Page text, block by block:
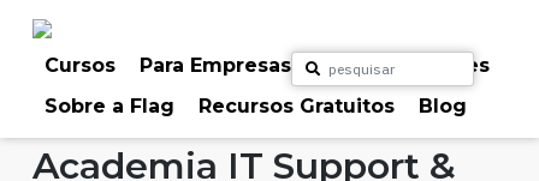
Cursos Para Empresas
Para Particulares
Sobre a Flag
Recursos Gratuitos Blog
Home Cursos Sistemas
Academia IT Support &